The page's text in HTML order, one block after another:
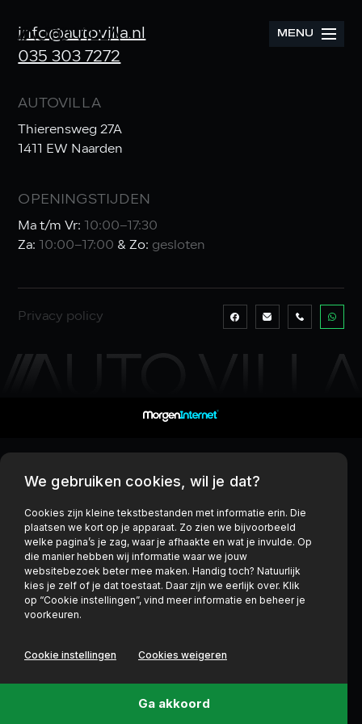
MENU
info@autovilla.nl
035 303 7272
AUTOVILLA
Thierensweg 27A
1411 EW Naarden
OPENINGSTIJDEN
Ma t/m Vr:
10:00–17:30
Za:
10:00–17:00 & Zo: gesloten
Privacy policy
We gebruiken cookies, wil je dat?
Cookies zijn kleine tekstbestanden met informatie erin. Die
plaatsen we kort op je apparaat. Zo zien we bijvoorbeeld
welke pagina’s je zag, waar je afhaakte en wat je invulde. Op
die manier hebben wij informatie waar we jouw
websitebezoek beter mee maken. Handig toch? Natuurlijk
kies je zelf of je dat toestaat. Daar zijn we eerlijk over. Klik
op “Cookie instellingen”, vind meer informatie en beheer je
voorkeuren.
Cookie instellingen Cookies weigeren
Ga akkoord